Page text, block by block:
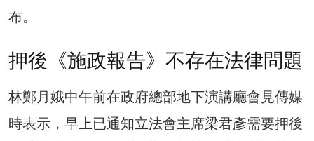
布。
押後《施政報告》不存在法律問題
林鄭月娥中午前在政府總部地下演講廳會見傳媒
時表示，早上已通知立法會主席梁君彥需要押後